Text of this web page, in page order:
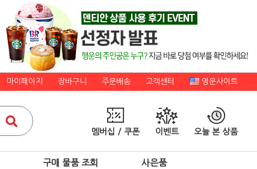
마이페이지 장바구니 주문배송 고객센터 영문사이트
멤버십 / 쿠폰 이벤트 오늘 본 상품
구매 물품 조회 사은품